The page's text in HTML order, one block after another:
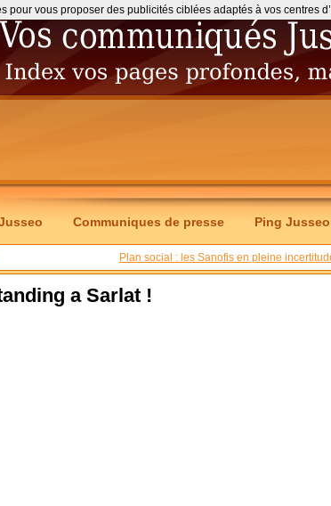
Communiques de presse Ping Jusseo
Plan social : les Sanofis en pleine
a Sarlat !
vous proposer des publicités ciblées adaptés à vos centres